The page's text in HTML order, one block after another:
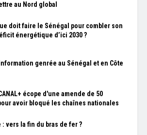
au Nord global
doit faire le Sénégal pour combler son
énergétique d’ici 2030 ?
genrée au Sénégal et en Côte
écope d'une amende de 50
avoir bloqué les chaînes nationales
: vers la fin du bras de fer ?